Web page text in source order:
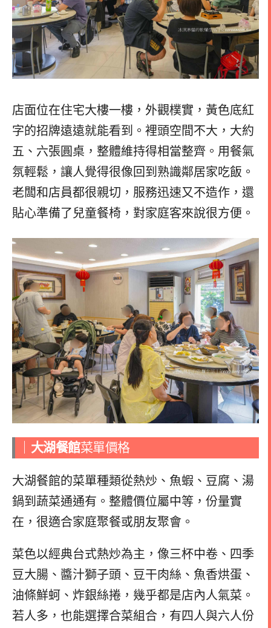
店面位在住宅大樓一樓，外觀樸實，黃色底紅
字的招牌遠遠就能看到。裡頭空間不大，大約
五、六張圓桌，整體維持得相當整齊。用餐氣
氛輕鬆，讓人覺得很像回到熟識鄰居家吃飯。
老闆和店員都很親切，服務迅速又不造作，還
貼心準備了兒童餐椅，對家庭客來說很方便。
大湖餐館菜單價格
大湖餐館的菜單種類從熱炒、魚蝦、豆腐、湯
鍋到蔬菜通通有。整體價位屬中等，份量實
在，很適合家庭聚餐或朋友聚會。
菜色以經典台式熱炒為主，像三杯中卷、四季
豆大腸、醬汁獅子頭、豆干肉絲、魚香烘蛋、
油條鮮蚵、炸銀絲捲，幾乎都是店內人氣菜。
若人多，也能選擇合菜組合，有四人與六人份